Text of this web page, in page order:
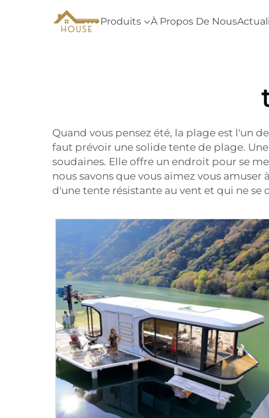
Produits À Propos De Nous
Quand vous pensez été, la plage est l'un
faut prévoir une solide tente de plage.
soudaines. Elle offre un endroit pour se
nous savons que vous aimez vous
d'une tente résistante au vent et qui ne